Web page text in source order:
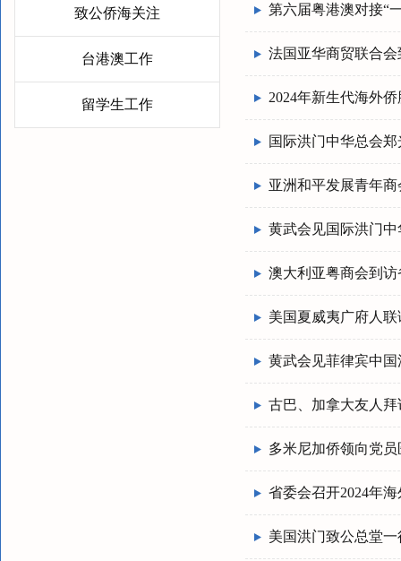
致公侨海关注
台港澳工作
留学生工作
第六届粤港澳对接“
法国亚华商贸联合
2024年新生代海外
国际洪门中华总会
亚洲和平发展青年
黄武会见国际洪门
澳大利亚粤商会到访
美国夏威夷广府人
黄武会见菲律宾中
古巴、加拿大友人拜
多米尼加侨领向党
省委会召开2024年
美国洪门致公总堂